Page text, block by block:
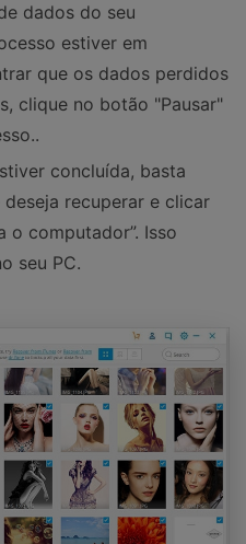
dados do seu
estiver em
que os dados perdidos
clique no botão "Pausar"
concluída, basta
recuperar e clicar
o computador”. Isso
seu PC.